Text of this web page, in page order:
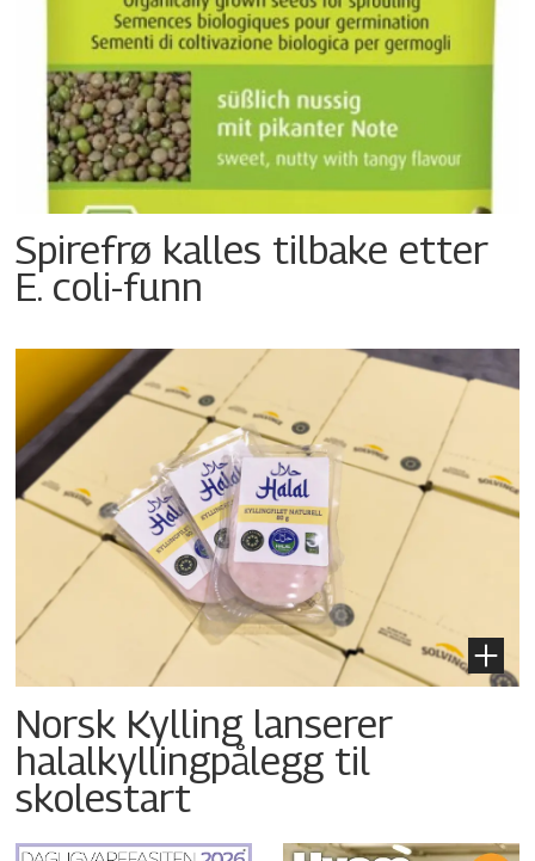
Spirefrø kalles tilbake etter
E. coli-funn
Norsk Kylling lanserer
halalkyllingpålegg til
skolestart